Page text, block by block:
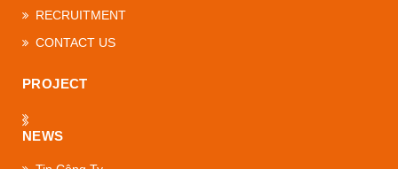
RECRUITMENT
CONTACT US
PROJECT
NEWS